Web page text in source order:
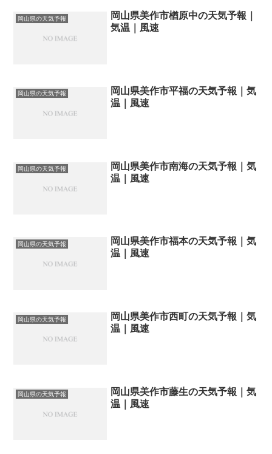
岡山県の天気予報
岡山県美作市楢原中の天気予報｜
気温｜風速
岡山県の天気予報
岡山県美作市平福の天気予報｜気
温｜風速
岡山県の天気予報
岡山県美作市南海の天気予報｜気
温｜風速
岡山県の天気予報
岡山県美作市福本の天気予報｜気
温｜風速
岡山県の天気予報
岡山県美作市西町の天気予報｜気
温｜風速
岡山県の天気予報
岡山県美作市藤生の天気予報｜気
温｜風速